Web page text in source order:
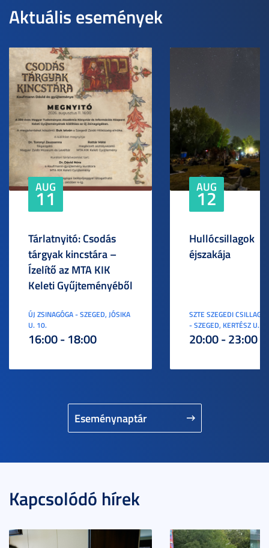
Aktuális események
Eseménynaptár
AUG
11
Tárlatnyitó: Csodás
tárgyak kincstára –
Ízelítő az MTA KIK
Keleti Gyűjteményéből
ÚJ ZSINAGÓGA - SZEGED, JÓSIKA
U. 10.
16:00 - 18:00
AUG
12
Hullócsillagok
éjszakája
SZTE SZEGEDI
- SZEGED, KERTÉSZ U. 3.
20:00 - 23:00
Kapcsolódó hírek